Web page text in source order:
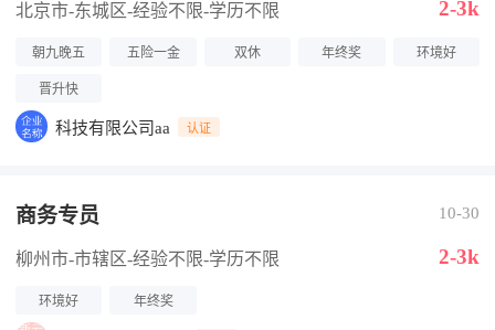
北京市-东城区-经验不限-学历不限 2-3k
朝九晚五 五险一金 双休 年终奖 环境好
晋升快
科技有限公司aa 认证
商务专员 10-30
柳州市-市辖区-经验不限-学历不限 2-3k
环境好 年终奖